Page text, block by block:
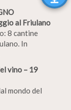
al Friulano
8 cantine
In
vino – 19
mondo del